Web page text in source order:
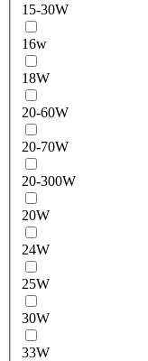
15-30W
16w
18W
20-60W
20-70W
20-300W
20W
24W
25W
30W
33W